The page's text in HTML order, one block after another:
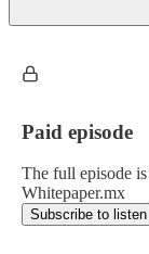
Paid episode
The full episode
Whitepaper.mx
Subscribe to listen